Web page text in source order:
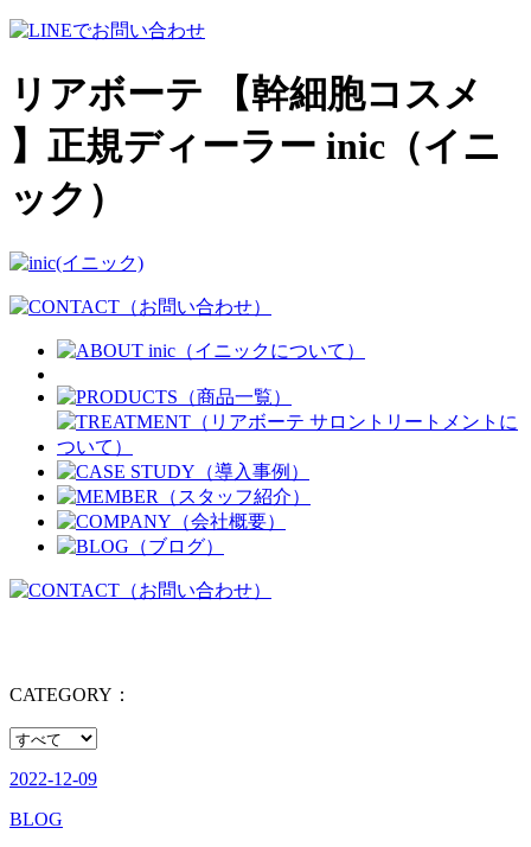
リアボーテ 【幹細胞コスメ
】正規ディーラー inic（イニ
ック）
CATEGORY：
2022-12-09
BLOG